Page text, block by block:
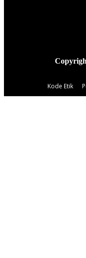
Kode Etik